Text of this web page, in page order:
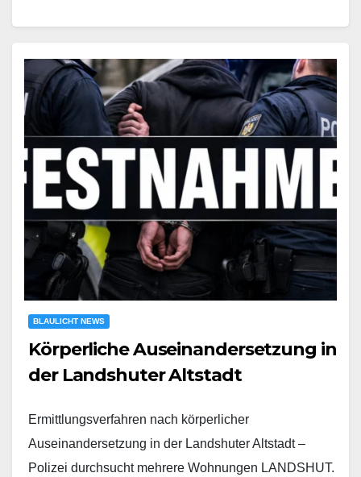
BLAULICHT NEWS
Körperliche Auseinandersetzung in
der Landshuter Altstadt
Ermittlungsverfahren nach körperlicher
Auseinandersetzung in der Landshuter Altstadt –
Polizei durchsucht mehrere Wohnungen LANDSHUT.